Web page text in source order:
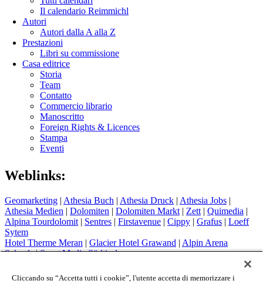
Il calendario Reimmichl
Autori
Autori dalla A alla Z
Prestazioni
Libri su commissione
Casa editrice
Storia
Team
Contatto
Commercio librario
Manoscritto
Foreign Rights & Licences
Stampa
Eventi
Weblinks:
Geomarketing | Athesia Buch | Athesia Druck | Athesia Jobs |
Athesia Medien | Dolomiten | Dolomiten Markt | Zett | Quimedia |
Alpina Tourdolomit | Sentres | Firstavenue | Cippy | Grafus | Loeff
Sytem
Hotel Therme Meran | Glacier Hotel Grawand | Alpin Arena
Schnals|Sport Media Südtirol
Colophon
Cliccando su “Accetta tutti i cookie”, l'utente accetta di memorizzare i